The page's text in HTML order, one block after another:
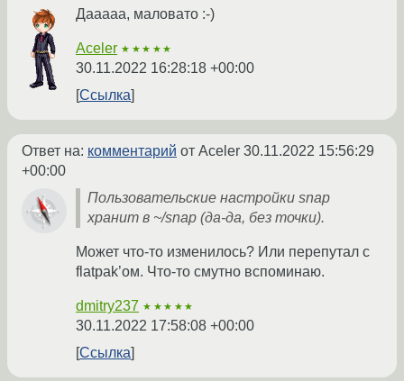
Дааааа, маловато :-)
Aceler ★★★★★
30.11.2022 16:28:18 +00:00
Ссылка
Ответ на: комментарий от Aceler 30.11.2022 15:56:29
+00:00
Пользовательские настройки snap
хранит в ~/snap (да-да, без точки).
Может что-то изменилось? Или перепутал с
flatpak’ом. Что-то смутно вспоминаю.
dmitry237 ★★★★★
30.11.2022 17:58:08 +00:00
Ссылка